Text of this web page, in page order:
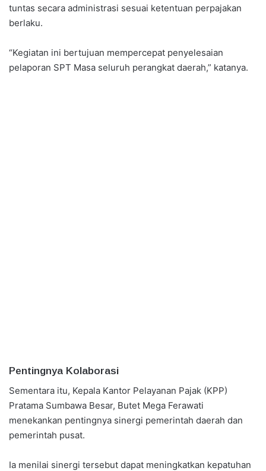
tuntas secara administrasi sesuai ketentuan perpajakan
berlaku.
“Kegiatan ini bertujuan mempercepat penyelesaian
pelaporan SPT Masa seluruh perangkat daerah,” katanya.
Pentingnya Kolaborasi
Sementara itu, Kepala Kantor Pelayanan Pajak (KPP)
Pratama Sumbawa Besar, Butet Mega Ferawati
menekankan pentingnya sinergi pemerintah daerah dan
pemerintah pusat.
Ia menilai sinergi tersebut dapat meningkatkan kepatuhan